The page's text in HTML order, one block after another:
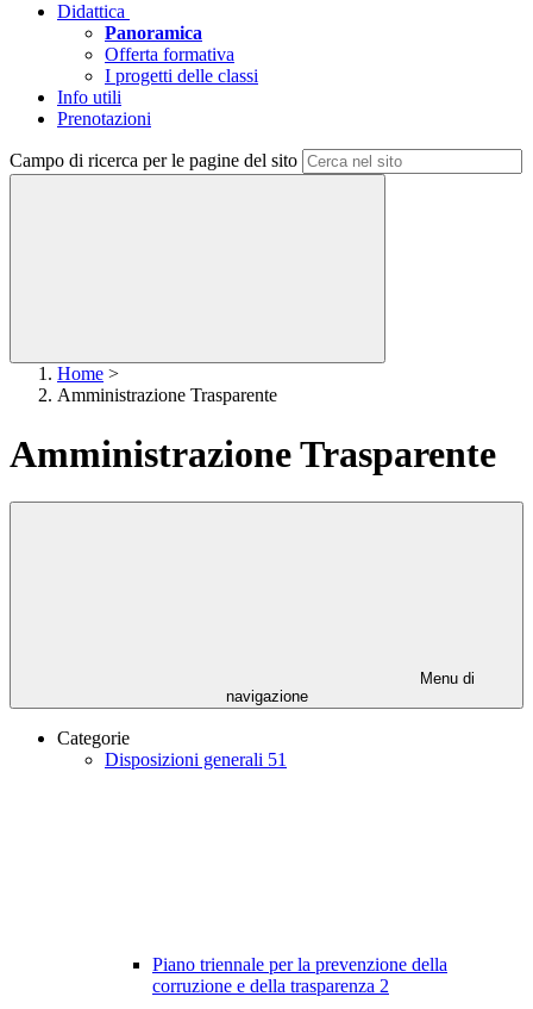
Didattica
Panoramica
Offerta formativa
I progetti delle classi
Info utili
Prenotazioni
Campo di ricerca per le pagine del sito
Home >
Amministrazione Trasparente
Amministrazione Trasparente
Menu di
navigazione
Categorie
Disposizioni generali 51
Piano triennale per la prevenzione della
corruzione e della trasparenza 2